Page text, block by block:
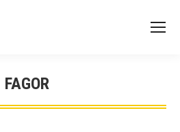
FAGOR
You are here: